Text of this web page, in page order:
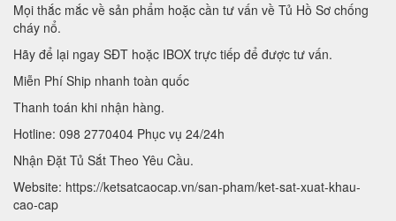
Mọi thắc mắc về sản phẩm hoặc cần tư vấn về Tủ Hồ Sơ chống
cháy nổ.
Hãy để lại ngay SĐT hoặc IBOX trực tiếp để được tư vấn.
Miễn Phí Ship nhanh toàn quốc
Thanh toán khi nhận hàng.
Hotline: 098 2770404 Phục vụ 24/24h
Nhận Đặt Tủ Sắt Theo Yêu Cầu.
Website: https://ketsatcaocap.vn/san-pham/ket-sat-xuat-khau-
cao-cap